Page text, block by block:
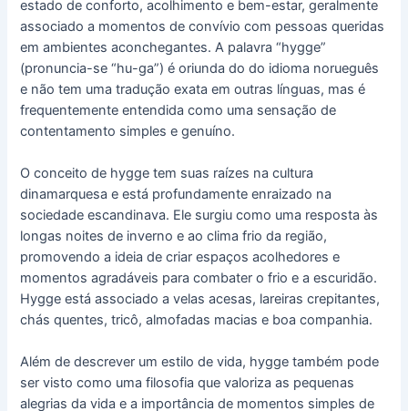
estado de conforto, acolhimento e bem-estar, geralmente
associado a momentos de convívio com pessoas queridas
em ambientes aconchegantes. A palavra “hygge”
(pronuncia-se “hu-ga”) é oriunda do do idioma norueguês
e não tem uma tradução exata em outras línguas, mas é
frequentemente entendida como uma sensação de
contentamento simples e genuíno.
O conceito de hygge tem suas raízes na cultura
dinamarquesa e está profundamente enraizado na
sociedade escandinava. Ele surgiu como uma resposta às
longas noites de inverno e ao clima frio da região,
promovendo a ideia de criar espaços acolhedores e
momentos agradáveis para combater o frio e a escuridão.
Hygge está associado a velas acesas, lareiras crepitantes,
chás quentes, tricô, almofadas macias e boa companhia.
Além de descrever um estilo de vida, hygge também pode
ser visto como uma filosofia que valoriza as pequenas
alegrias da vida e a importância de momentos simples de